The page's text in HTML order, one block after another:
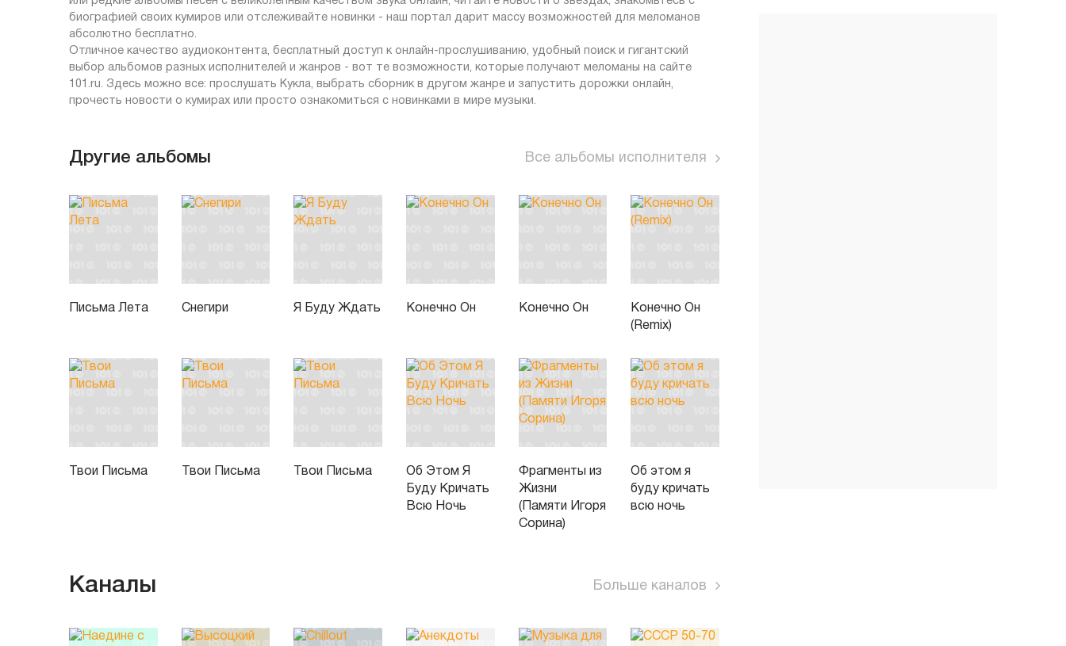
биографией своих кумиров или отслеживайте новинки - наш портал дарит массу возможностей для меломанов
абсолютно бесплатно.
Отличное качество аудиоконтента, бесплатный доступ к онлайн-прослушиванию, удобный поиск и гигантский
выбор альбомов разных исполнителей и жанров - вот те возможности, которые получают меломаны на сайте
101.ru. Здесь можно все: прослушать Кукла, выбрать сборник в другом жанре и запустить дорожки онлайн,
прочесть новости о кумирах или просто ознакомиться с новинками в мире музыки.
Другие альбомы Все альбомы исполнителя
Письма Лета Снегири Я Буду Ждать Конечно Он Конечно Он
Конечно Он
(Remix)
Твои Письма Твои Письма Твои Письма
Об Этом Я
Буду Кричать
Всю Ночь
Фрагменты из
Жизни
(Памяти Игоря
Сорина)
Об этом я
буду кричать
всю ночь
Каналы Больше каналов